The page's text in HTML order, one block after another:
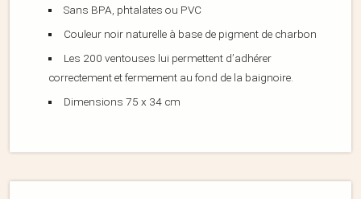
Sans BPA, phtalates ou PVC
Couleur noir naturelle à base de pigment de charbon
Les 200 ventouses lui permettent d’adhérer
correctement et fermement au fond de la baignoire.
Dimensions 75 x 34 cm